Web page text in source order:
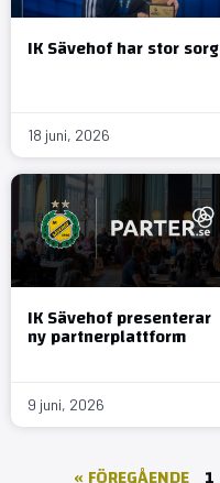
IK Sävehof har stor sorg
18 juni, 2026
IK Sävehof presenterar
ny partnerplattform
9 juni, 2026